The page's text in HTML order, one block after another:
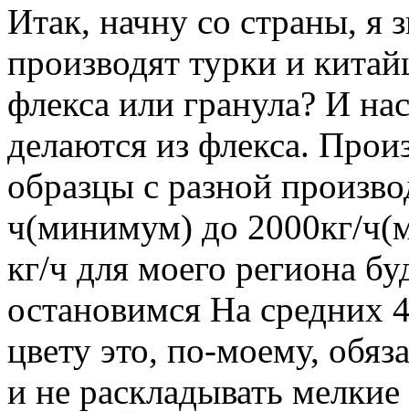
Итак, начну со страны, я
производят турки и
флекса или гранула? И
делаются из флекса.
образцы с разной
ч(минимум) до 2000кг/
кг/ч для моего региона
остановимся На средних
цвету это, по-моему,
и не раскладывать